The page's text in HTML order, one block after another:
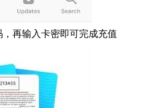
再输入卡密即可完成充值